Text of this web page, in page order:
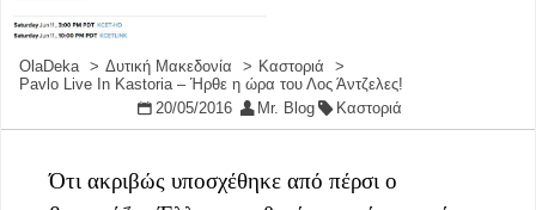
OlaDeka Δυτική Μακεδονία
Καστοριά
Pavlo Live In Kastoria – Ήρθε η ώρα του Λος Άντζελες!
20/05/2016
Mr. Blog Καστοριά
Ότι ακριβώς υποσχέθηκε από πέρσι ο